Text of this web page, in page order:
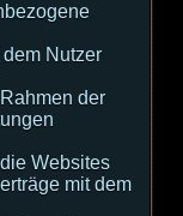
Nutzer
der
Websites
mit dem